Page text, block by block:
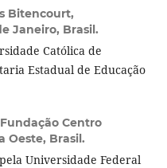
Bitencourt,
Janeiro, Brasil.
Católica de
Estadual de Educação
Fundação Centro
Oeste, Brasil.
Universidade Federal